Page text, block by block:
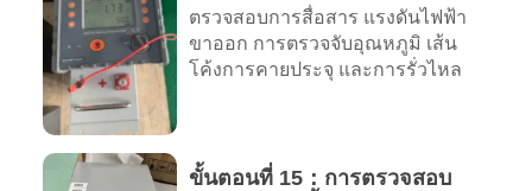
ตรวจสอบการสื่อสาร แรงดันไฟฟ้า
ขาออก การตรวจจับอุณหภูมิ เส้น
โค้งการคายประจุ และการรั่วไหล
ขั้นตอนที่ 15：การตรวจสอบ